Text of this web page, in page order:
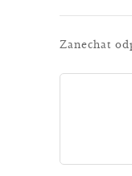
Zanechat